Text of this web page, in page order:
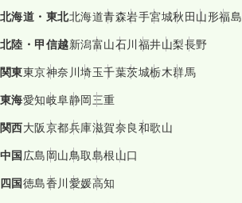
北海道・東北北海道青森岩手宮城秋田山形福島
北陸・甲信越新潟富山石川福井山梨長野
関東東京神奈川埼玉千葉茨城栃木群馬
東海愛知岐阜静岡三重
関西大阪京都兵庫滋賀奈良和歌山
中国広島岡山鳥取島根山口
四国徳島香川愛媛高知